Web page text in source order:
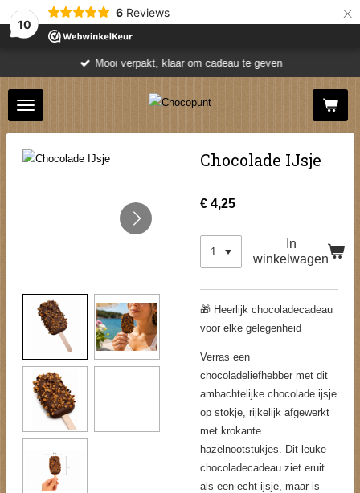
10
6 Reviews ×
Mooi verpakt, klaar om cadeau te geven
Chocolade IJsje
€ 4,25
In
winkelwagen
🎁 Heerlijk chocoladecadeau
voor elke gelegenheid
Verras een
chocoladeliefhebber met dit
ambachtelijke chocolade ijsje
op stokje, rijkelijk afgewerkt
met krokante
hazelnootstukjes. Dit leuke
chocoladecadeau ziet eruit
als een echt ijsje, maar is